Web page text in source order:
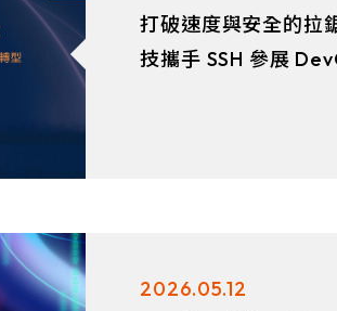
打破速度與安全的拉
技攜手 SSH 參展
2026.05.12